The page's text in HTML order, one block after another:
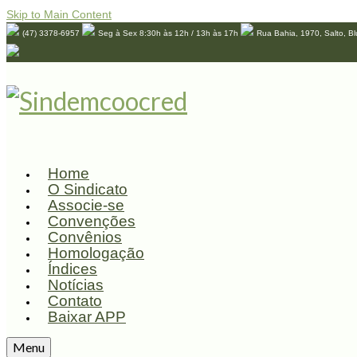
Skip to Main Content
(47) 3378-6957 Seg à Sex 8:30h às 12h / 13h às 17h Rua Bahia, 1970, Salto,
Home
O Sindicato
Associe-se
Convenções
Convênios
Homologação
Índices
Notícias
Contato
Baixar APP
Menu